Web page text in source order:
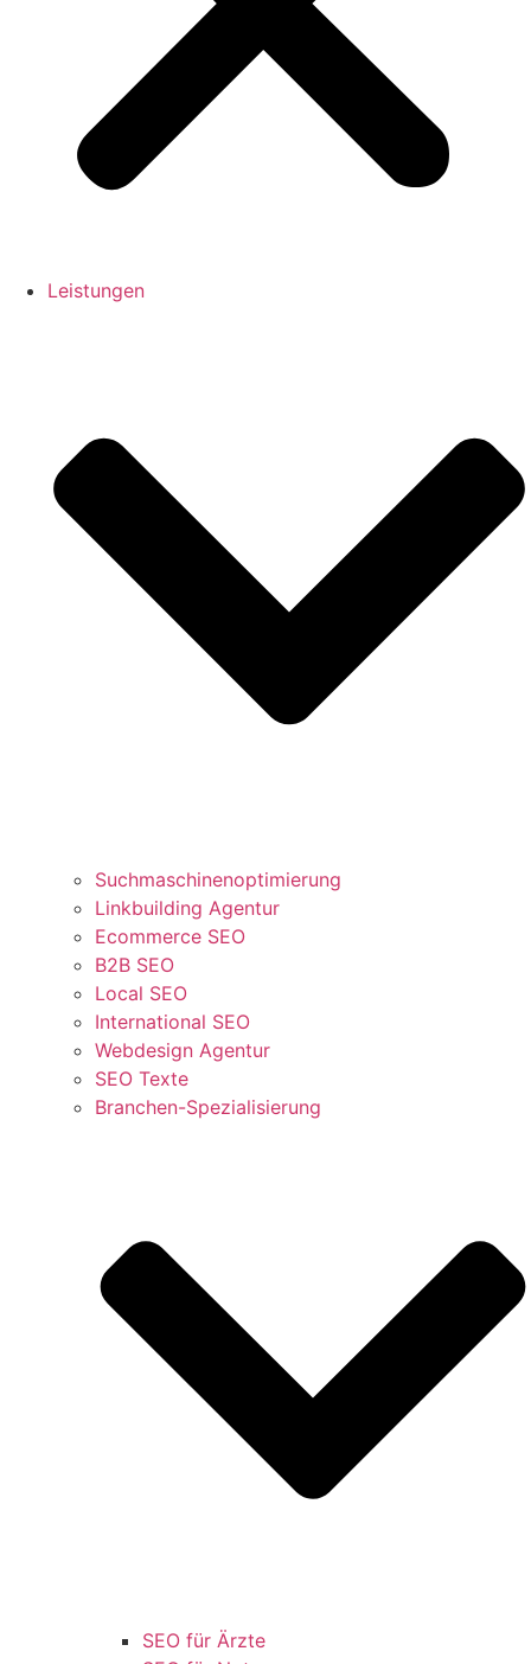
Leistungen
Suchmaschinenoptimierung
Linkbuilding Agentur
Ecommerce SEO
B2B SEO
Local SEO
International SEO
Webdesign Agentur
SEO Texte
Branchen-Spezialisierung
SEO für Ärzte